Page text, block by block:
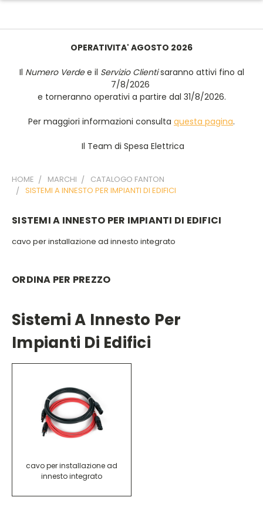
OPERATIVITA' AGOSTO 2026
Il Numero Verdee il Servizio Clientisaranno attivi fino al
7/8/2026
e torneranno operativi a partire dal 31/8/2026.
Per maggiori informazioni consulta questa pagina.
Il Team di Spesa Elettrica
HOME MARCHI
CATALOGO FANTON
SISTEMI A INNESTO PER IMPIANTI DI EDIFICI
SISTEMI A INNESTO PER IMPIANTI DI EDIFICI
cavo per installazione ad innesto integrato
ORDINA PER PREZZO
Sistemi A Innesto Per
Impianti Di Edifici
cavo per installazione ad
innesto integrato